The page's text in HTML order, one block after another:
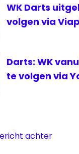
WK Darts
volgen via
Darts: WK
te volgen via
achter